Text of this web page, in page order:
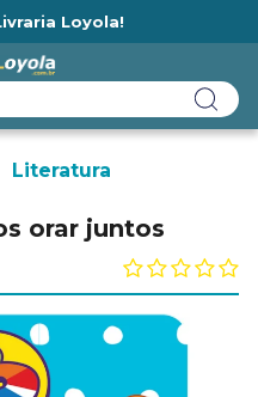
Loyola!
Literatura
orar juntos